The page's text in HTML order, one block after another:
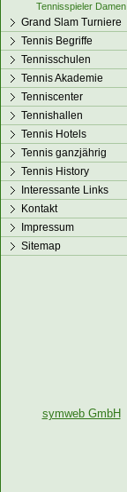
Tennisspieler Damen
Grand Slam Turniere
Tennis Begriffe
Tennisschulen
Tennis Akademie
Tenniscenter
Tennishallen
Tennis Hotels
Tennis ganzjährig
Tennis History
Interessante Links
Kontakt
Impressum
Sitemap
symweb GmbH